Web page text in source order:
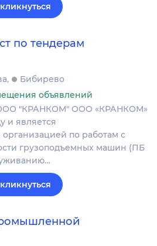
по тендерам
Бибирево
объявлений
ООО "КРАНКОМ" ООО «КРАНКОМ»
и является
по работам с
грузоподъемных машин (ПБ